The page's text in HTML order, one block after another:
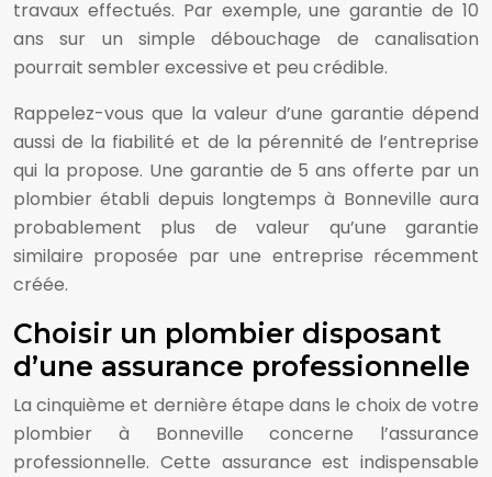
travaux effectués. Par exemple, une garantie de 10
ans sur un simple débouchage de canalisation
pourrait sembler excessive et peu crédible.
Rappelez-vous que la valeur d’une garantie dépend
aussi de la fiabilité et de la pérennité de l’entreprise
qui la propose. Une garantie de 5 ans offerte par un
plombier établi depuis longtemps à Bonneville aura
probablement plus de valeur qu’une garantie
similaire proposée par une entreprise récemment
créée.
Choisir un plombier disposant
d’une assurance professionnelle
La cinquième et dernière étape dans le choix de votre
plombier à Bonneville concerne l’assurance
professionnelle. Cette assurance est indispensable